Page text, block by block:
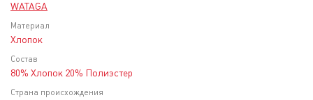
WATAGA
Материал
Хлопок
Состав
80% Хлопок 20% Полиэстер
Страна происхождения